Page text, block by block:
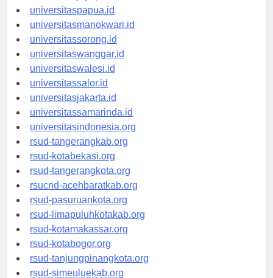
universitasjayapura.id
universitaspapua.id
universitasmanokwari.id
universitassorong.id
universitaswanggar.id
universitaswalesi.id
universitassalor.id
universitasjakarta.id
universitassamarinda.id
universitasindonesia.org
rsud-tangerangkab.org
rsud-kotabekasi.org
rsud-tangerangkota.org
rsucnd-acehbaratkab.org
rsud-pasuruankota.org
rsud-limapuluhkotakab.org
rsud-kotamakassar.org
rsud-kotabogor.org
rsud-tanjungpinangkota.org